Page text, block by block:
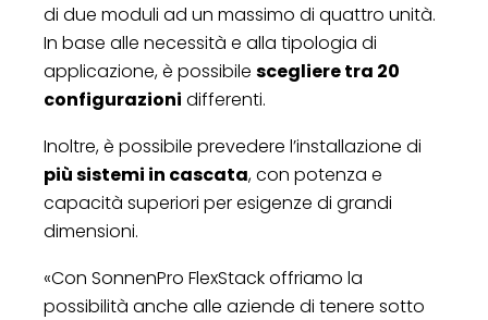
di due moduli ad un massimo di quattro unità.
In base alle necessità e alla tipologia di
applicazione, è possibile scegliere tra 20
configurazioni differenti.
Inoltre, è possibile prevedere l’installazione di
più sistemi in cascata, con potenza e
capacità superiori per esigenze di grandi
dimensioni.
«Con SonnenPro FlexStack offriamo la
possibilità anche alle aziende di tenere sotto